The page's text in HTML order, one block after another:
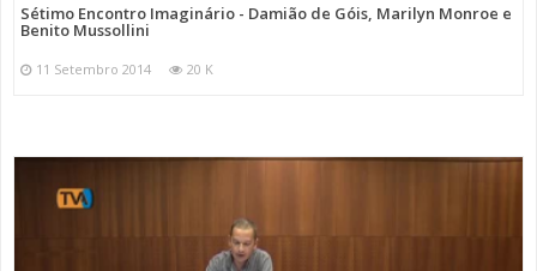
Sétimo Encontro Imaginário - Damião de Góis, Marilyn Monroe e
Benito Mussollini
11 Setembro 2014 20 K